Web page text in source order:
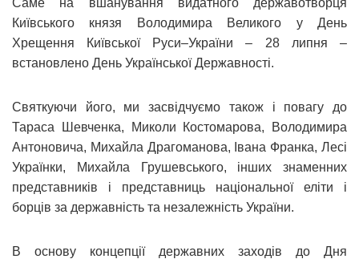
Київського князя Володимира Великого у День
Хрещення Київської Руси–України – 28 липня –
встановлено День Української Державності.
Святкуючи його, ми засвідчуємо також і повагу до
Тараса Шевченка, Миколи Костомарова, Володимира
Антоновича, Михайла Драгоманова, Івана Франка, Лесі
Українки, Михайла Грушевського, інших знаменних
представників і представниць національної еліти і
борців за державність та незалежність України.
В основу концепції державних заходів до Дня